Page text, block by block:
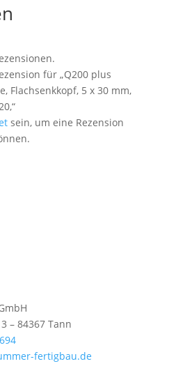
für „Q200 plus
Flachsenkkopf, 5 x 30 mm,
sein, um eine Rezension
– 84367 Tann
fertigbau.de